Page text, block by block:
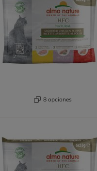
8 opciones